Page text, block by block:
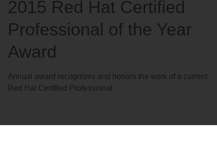
2015 Red Hat Certified
Professional of the Year
Award
Annual award recognizes and honors the work of a current
Red Hat Certified Professional